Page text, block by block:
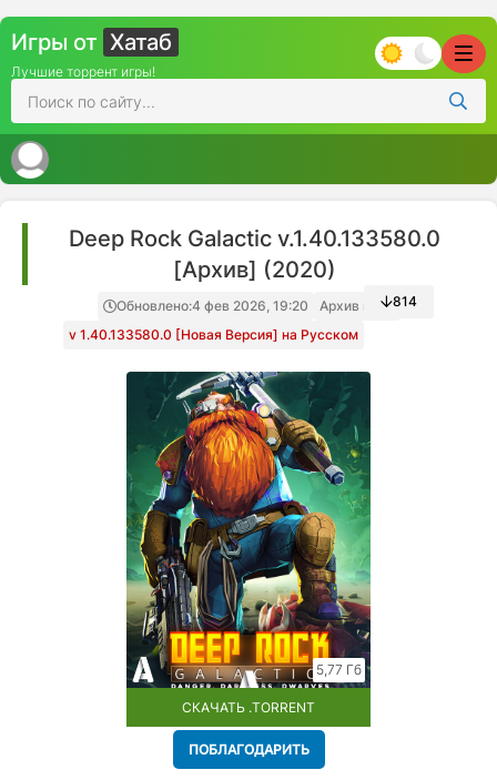
Игры от Хатаб
Лучшие торрент игры!
Deep Rock Galactic v.1.40.133580.0
[Архив] (2020)
Обновлено:4 фев 2026, 19:20
Архив игры
v 1.40.133580.0 [Новая Версия] на Русском
814
5,77 Гб
СКАЧАТЬ .TORRENT
ПОБЛАГОДАРИТЬ